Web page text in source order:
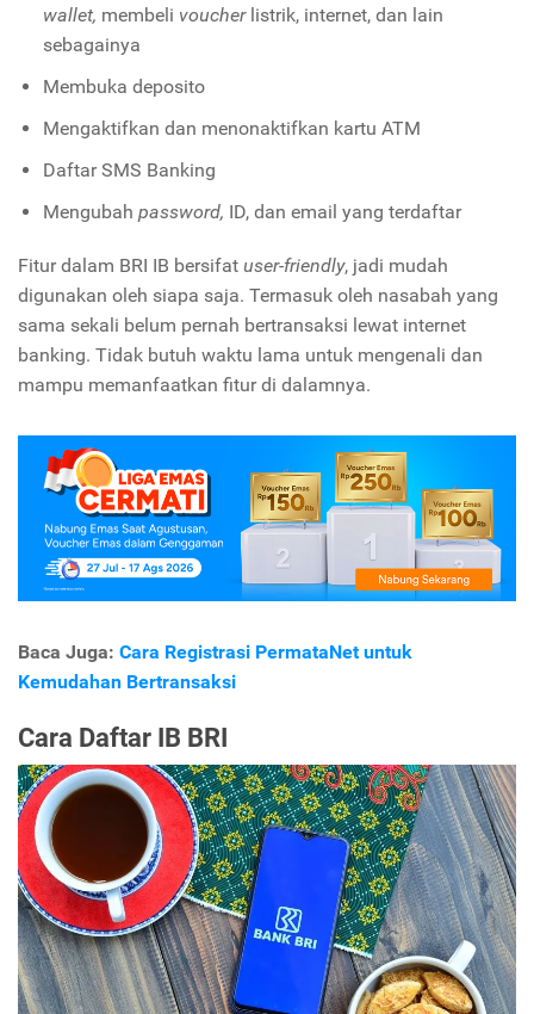
wallet, membeli voucher listrik, internet, dan lain
sebagainya
Membuka deposito
Mengaktifkan dan menonaktifkan kartu ATM
Daftar SMS Banking
Mengubah password, ID, dan email yang terdaftar
Fitur dalam BRI IB bersifat user-friendly, jadi mudah
digunakan oleh siapa saja. Termasuk oleh nasabah yang
sama sekali belum pernah bertransaksi lewat internet
banking. Tidak butuh waktu lama untuk mengenali dan
mampu memanfaatkan fitur di dalamnya.
Baca Juga: Cara Registrasi PermataNet untuk
Kemudahan Bertransaksi
Cara Daftar IB BRI